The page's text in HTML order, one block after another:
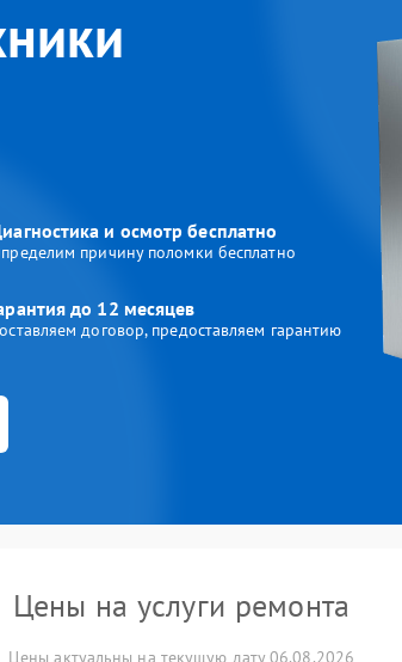
и осмотр бесплатно
причину поломки бесплатно
до 12 месяцев
договор, предоставляем гарантию
Цены на услуги ремонта
Цены актуальны на текущую дату 06.08.2026